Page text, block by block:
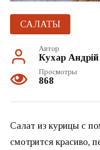
САЛАТЫ
Автор
Кухар Андрій
Просмотры
868
Салат из курицы с
смотрится красиво,